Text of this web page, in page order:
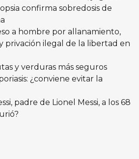
confirma sobredosis de
a hombre por allanamiento,
privación ilegal de la libertad en
y verduras más seguros
¿conviene evitar la
padre de Lionel Messi, a los 68